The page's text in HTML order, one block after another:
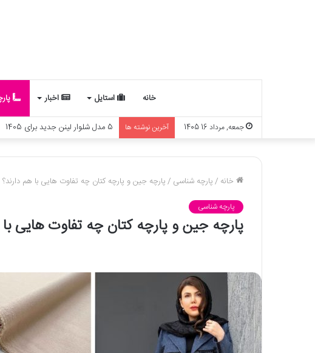
خانه استایل اخبار
جمعه, مرداد 16 1405 آخرین نوشته ها چه ارتباطی بین ماه تولد و
خانه /پارچه شناسی /پارچه جین و پارچه کتان چه تفاوت هایی با هم دارند؟
پارچه شناسی
پارچه جین و پارچه کتان چه تفاوت هایی